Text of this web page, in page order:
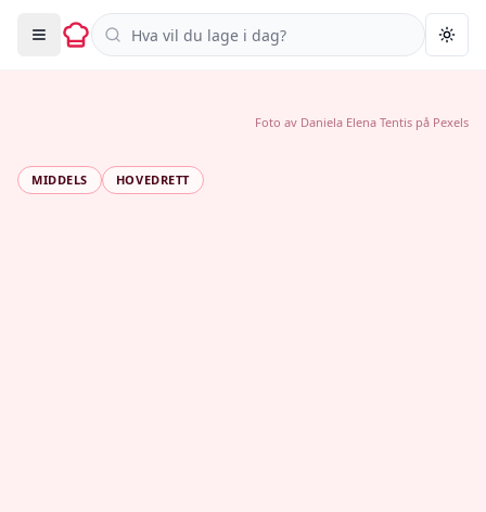
Søk i oppskrifter
MIDDELS HOVEDRETT
Foto av Daniela Elena Tentis på Pexels